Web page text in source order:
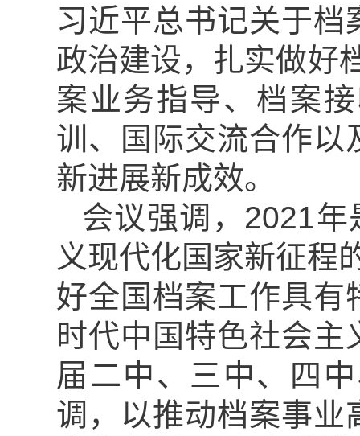
习近平总书记关于
政治建设，扎实做好
案业务指导、档案
训、国际交流合作以
新进展新成效。
会议强调，2021年
义现代化国家新征程
好全国档案工作具有
时代中国特色社会
届二中、三中、四
调，以推动档案事业